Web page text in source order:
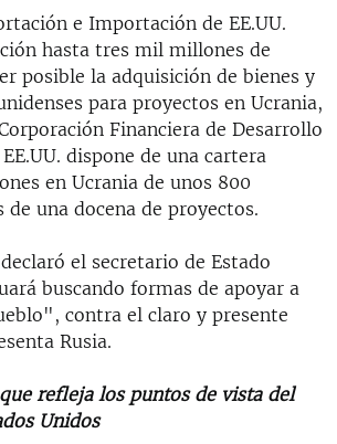
e Importación de EE.UU.
hasta tres mil millones de
posible la adquisición de bienes y
para proyectos en Ucrania,
Financiera de Desarrollo
dispone de una cartera
en Ucrania de unos 800
una docena de proyectos.
el secretario de Estado
buscando formas de apoyar a
contra el claro y presente
Rusia.
refleja los puntos de vista del
Unidos